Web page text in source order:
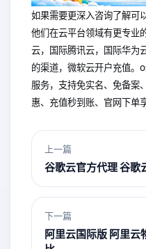
如果需要更深入咨询了解可
他们在云平台领域有更专业
云，国际腾讯云，国际华为
的渠道，微软云开户充值。
服务，支持免实名、免备案
惠、充值秒到账、官网下单
上一篇
谷歌云官方代理 谷歌
下一篇
阿里云国际版 阿里云